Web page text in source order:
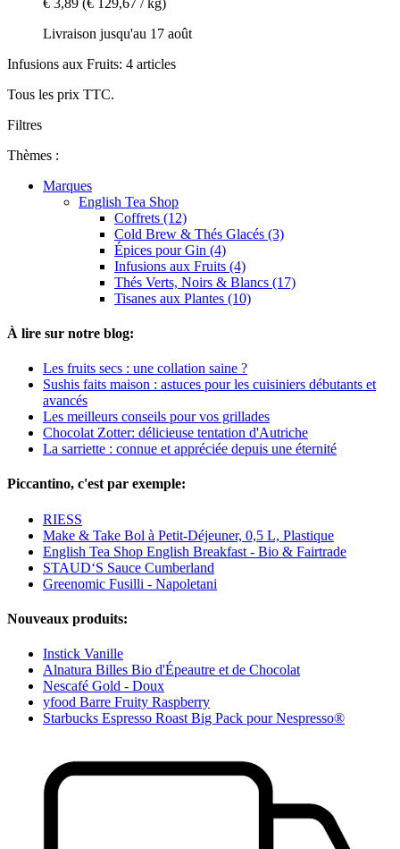
Livraison jusqu'au 17 août
Infusions aux Fruits: 4 articles
Tous les prix TTC.
Filtres
Thèmes :
Marques
English Tea Shop
Coffrets (12)
Cold Brew & Thés Glacés (3)
Épices pour Gin (4)
Infusions aux Fruits (4)
Thés Verts, Noirs & Blancs (17)
Tisanes aux Plantes (10)
À lire sur notre blog:
Les fruits secs : une collation saine ?
Sushis faits maison : astuces pour les cuisiniers débutants et
avancés
Les meilleurs conseils pour vos grillades
Chocolat Zotter: délicieuse tentation d'Autriche
La sarriette : connue et appréciée depuis une éternité
Piccantino, c'est par exemple:
RIESS
Make & Take Bol à Petit-Déjeuner, 0,5 L, Plastique
English Tea Shop English Breakfast - Bio & Fairtrade
STAUD‘S Sauce Cumberland
Greenomic Fusilli - Napoletani
Nouveaux produits:
Instick Vanille
Alnatura Billes Bio d'Épeautre et de Chocolat
Nescafé Gold - Doux
yfood Barre Fruity Raspberry
Starbucks Espresso Roast Big Pack pour Nespresso®